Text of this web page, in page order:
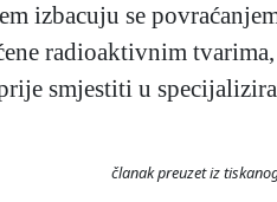
izbacuju se
radioaktivnim
smjestiti u
članak preuzet iz